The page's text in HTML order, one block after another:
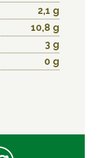
2,1 g
10,8 g
3 g
0 g